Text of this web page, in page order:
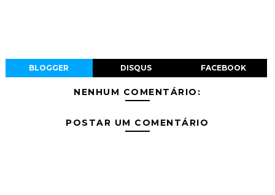
BLOGGER DISQUS FACEBOOK
NENHUM COMENTÁRIO:
POSTAR UM COMENTÁRIO